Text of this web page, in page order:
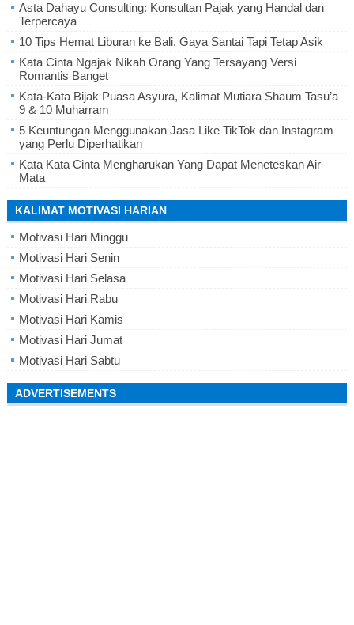
Asta Dahayu Consulting: Konsultan Pajak yang Handal dan
Terpercaya
10 Tips Hemat Liburan ke Bali, Gaya Santai Tapi Tetap Asik
Kata Cinta Ngajak Nikah Orang Yang Tersayang Versi
Romantis Banget
Kata-Kata Bijak Puasa Asyura, Kalimat Mutiara Shaum Tasu’a
9 & 10 Muharram
5 Keuntungan Menggunakan Jasa Like TikTok dan Instagram
yang Perlu Diperhatikan
Kata Kata Cinta Mengharukan Yang Dapat Meneteskan Air
Mata
KALIMAT MOTIVASI HARIAN
Motivasi Hari Minggu
Motivasi Hari Senin
Motivasi Hari Selasa
Motivasi Hari Rabu
Motivasi Hari Kamis
Motivasi Hari Jumat
Motivasi Hari Sabtu
ADVERTISEMENTS